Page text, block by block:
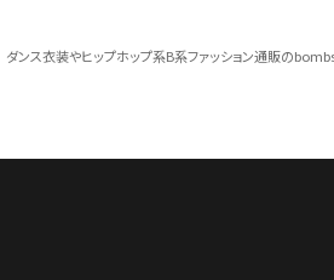
ダンス衣装やヒップホップ系B系ファッション通販の